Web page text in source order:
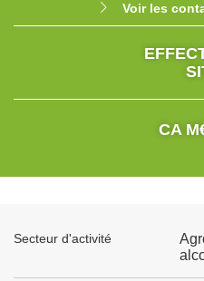
Voir les
CA
Secteur d'activité